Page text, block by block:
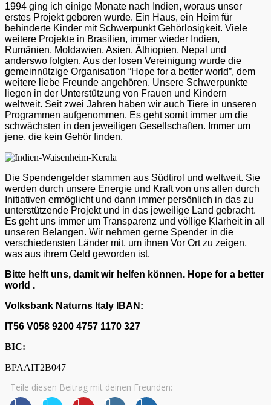
1994 ging ich einige Monate nach Indien, woraus unser
erstes Projekt geboren wurde. Ein Haus, ein Heim für
behinderte Kinder mit Schwerpunkt Gehörlosigkeit. Viele
weitere Projekte in Brasilien, immer wieder Indien,
Rumänien, Moldawien, Asien, Äthiopien, Nepal und
anderswo folgten. Aus der losen Vereinigung wurde die
gemeinnützige Organisation “Hope for a better world”, dem
weitere liebe Freunde angehören. Unsere Schwerpunkte
liegen in der Unterstützung von Frauen und Kindern
weltweit. Seit zwei Jahren haben wir auch Tiere in unseren
Programmen aufgenommen. Es geht somit immer um die
schwächsten in den jeweiligen Gesellschaften. Immer um
jene, die kein Gehör finden.
Die Spendengelder stammen aus Südtirol und weltweit. Sie
werden durch unsere Energie und Kraft von uns allen durch
Initiativen ermöglicht und dann immer persönlich in das zu
unterstützende Projekt und in das jeweilige Land gebracht.
Es geht uns immer um Transparenz und völlige Klarheit in all
unseren Belangen. Wir nehmen gerne Spender in die
verschiedensten Länder mit, um ihnen Vor Ort zu zeigen,
was aus ihrem Geld geworden ist.
Bitte helft uns, damit wir helfen können. Hope for a better
world .
Volksbank Naturns Italy IBAN:
IT56 V058 9200 4757 1170 327
BIC:
BPAAIT2B047
Teile diesen Beitrag mit deinen Freunden: